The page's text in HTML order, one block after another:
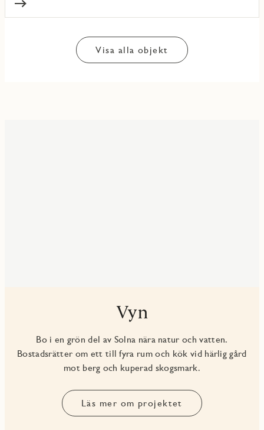
Visa alla objekt
Vyn
Bo i en grön del av Solna nära natur och vatten.
Bostadsrätter om ett till fyra rum och kök vid härlig gård
mot berg och kuperad skogsmark.
Läs mer om projektet